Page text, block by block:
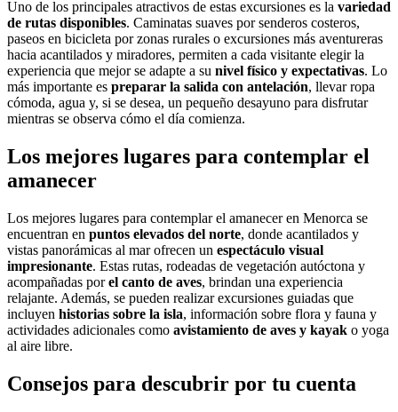
Uno de los principales atractivos de estas excursiones es la variedad
de rutas disponibles. Caminatas suaves por senderos costeros,
paseos en bicicleta por zonas rurales o excursiones más aventureras
hacia acantilados y miradores, permiten a cada visitante elegir la
experiencia que mejor se adapte a su nivel físico y expectativas. Lo
más importante es preparar la salida con antelación, llevar ropa
cómoda, agua y, si se desea, un pequeño desayuno para disfrutar
mientras se observa cómo el día comienza.
Los mejores lugares para contemplar el
amanecer
Los mejores lugares para contemplar el amanecer en Menorca se
encuentran en puntos elevados del norte, donde acantilados y
vistas panorámicas al mar ofrecen un espectáculo visual
impresionante. Estas rutas, rodeadas de vegetación autóctona y
acompañadas porel canto de aves, brindan una experiencia
relajante. Además, se pueden realizar excursiones guiadas que
incluyen historias sobre la isla, información sobre flora y fauna y
actividades adicionales como avistamiento de aves y kayak o yoga
al aire libre.
Consejos para descubrir por tu cuenta